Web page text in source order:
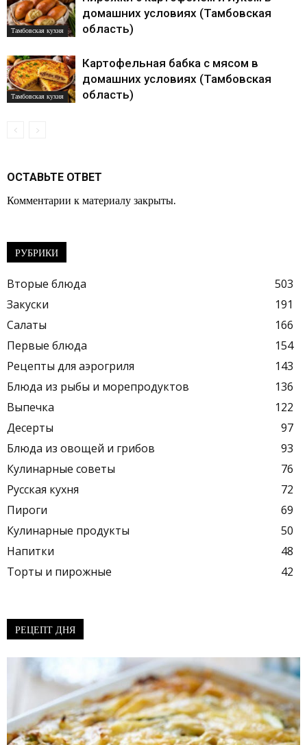
Тамбовская кухня
домашних условиях (Тамбовская
область)
Тамбовская кухня
Картофельная бабка с мясом в
домашних условиях (Тамбовская
область)
ОСТАВЬТЕ ОТВЕТ
Комментарии к материалу закрыты.
РУБРИКИ
Вторые блюда
503
Закуски
191
Салаты
166
Первые блюда
154
Рецепты для аэрогриля
143
Блюда из рыбы и морепродуктов
136
Выпечка
122
Десерты
97
Блюда из овощей и грибов
93
Кулинарные советы
76
Русская кухня
72
Пироги
69
Кулинарные продукты
50
Напитки
48
Торты и пирожные
42
РЕЦЕПТ ДНЯ